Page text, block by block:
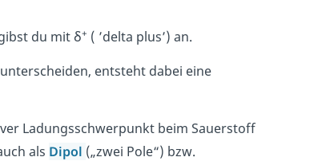
du mit δ+ ( ’delta plus’) an.
entsteht dabei eine
Ladungsschwerpunkt beim Sauerstoff
als Dipol („zwei Pole“) bzw.